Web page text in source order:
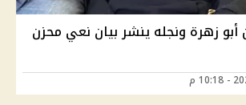
أبو زهرة ونجله ينشر بيان نعي محزن